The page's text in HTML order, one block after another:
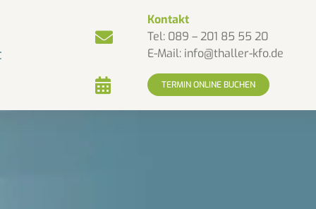
Kontakt
Tel: 089 – 201 85 55 20
E-Mail: info@thaller-kfo.de
TERMIN ONLINE BUCHEN